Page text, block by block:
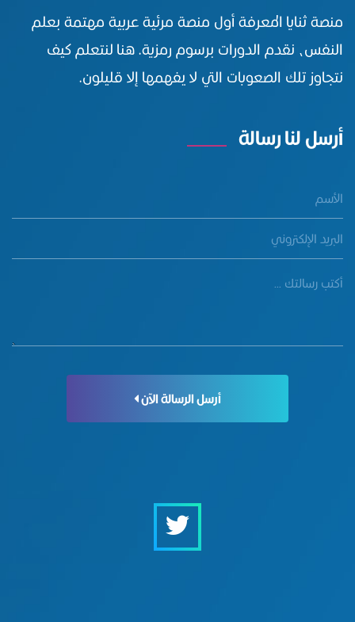
منصة ثنايا المعرفة أول منصة مرئية عربية مهتمة بعلم
النفس، نقدم الدورات برسوم رمزية. هنا لنتعلم كيف
نتجاوز تلك الصعوبات التي لا يفهمها إلا قليلون.
أرسل لنا رسالة
أرسل الرسالة الآن